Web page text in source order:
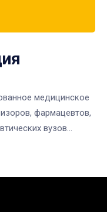
медицинское
фармацевтов,
вузов...